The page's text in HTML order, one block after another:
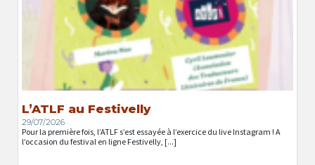
L’ATLF au Festivelly
29/07/2026
Pour la première fois, l’ATLF s’est essayée à l’exercice du live Instagram ! A
l’occasion du festival en ligne Festivelly, [...]